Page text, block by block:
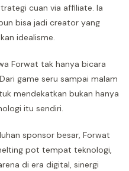
cuan via affiliate. Ia
bisa jadi creator yang
idealisme.
Forwat tak hanya bicara
game seru sampai malam
mendekatkan bukan hanya
itu sendiri.
sponsor besar, Forwat
pot tempat teknologi,
di era digital, sinergi